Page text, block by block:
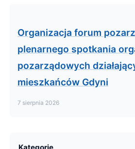
Organizacja forum
plenarnego spotkania
pozarządowych
mieszkańców Gdyni
7 sierpnia 2026